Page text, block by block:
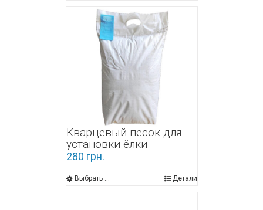
Кварцевый песок для
установки ёлки
280 грн.
Выбрать ... Детали